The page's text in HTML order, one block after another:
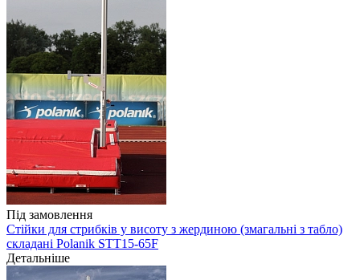
Під замовлення
Стійки для стрибків у висоту з жердиною (змагальні з табло)
складані Polanik STT15-65F
Детальніше